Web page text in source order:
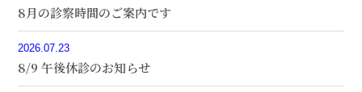
8月の診察時間のご案内です
2026.07.23
8/9 午後休診のお知らせ